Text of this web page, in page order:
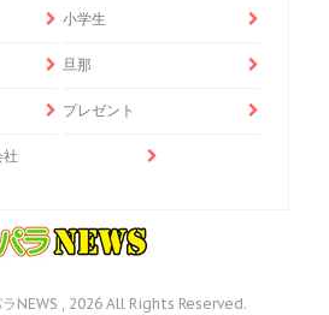
小学生
旦那
プレゼント
社
NEWS , 2026 All Rights Reserved.